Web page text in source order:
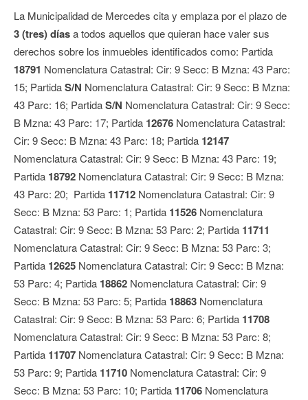
La Municipalidad de Mercedes cita y emplaza por el plazo de
3 (tres) díasa todos aquellos que quieran hace valer sus
derechos sobre los inmuebles identificados como: Partida
18791 Nomenclatura Catastral: Cir: 9 Secc: B Mzna: 43 Parc:
15; PartidaS/N Nomenclatura Catastral: Cir: 9 Secc: B Mzna:
43 Parc: 16; PartidaS/N Nomenclatura Catastral: Cir: 9 Secc:
B Mzna: 43 Parc: 17; Partida 12676 Nomenclatura Catastral:
Cir: 9 Secc: B Mzna: 43 Parc: 18; Partida 12147
Nomenclatura Catastral: Cir: 9 Secc: B Mzna: 43 Parc: 19;
Partida 18792 Nomenclatura Catastral: Cir: 9 Secc: B Mzna:
43 Parc: 20; Partida 11712 Nomenclatura Catastral: Cir: 9
Secc: B Mzna: 53 Parc: 1; Partida 11526 Nomenclatura
Catastral: Cir: 9 Secc: B Mzna: 53 Parc: 2; Partida 11711
Nomenclatura Catastral: Cir: 9 Secc: B Mzna: 53 Parc: 3;
Partida 12625 Nomenclatura Catastral: Cir: 9 Secc: B Mzna:
53 Parc: 4; Partida 18862 Nomenclatura Catastral: Cir: 9
Secc: B Mzna: 53 Parc: 5; Partida 18863 Nomenclatura
Catastral: Cir: 9 Secc: B Mzna: 53 Parc: 6; Partida 11708
Nomenclatura Catastral: Cir: 9 Secc: B Mzna: 53 Parc: 8;
Partida 11707 Nomenclatura Catastral: Cir: 9 Secc: B Mzna:
53 Parc: 9; Partida 11710 Nomenclatura Catastral: Cir: 9
Secc: B Mzna: 53 Parc: 10; Partida 11706 Nomenclatura